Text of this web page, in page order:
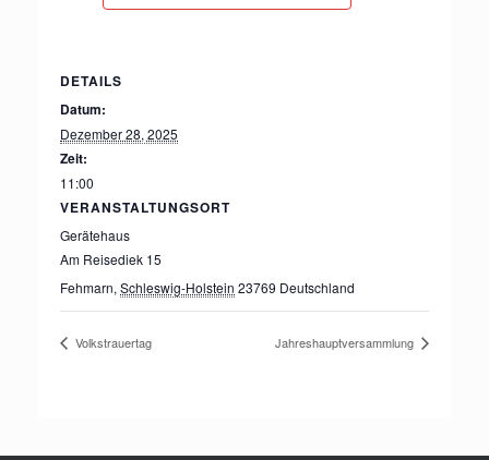
DETAILS
Datum:
Dezember 28, 2025
Zeit:
11:00
VERANSTALTUNGSORT
Gerätehaus
Am Reisediek 15
Fehmarn, Schleswig-Holstein 23769 Deutschland
Volkstrauertag Jahreshauptversammlung